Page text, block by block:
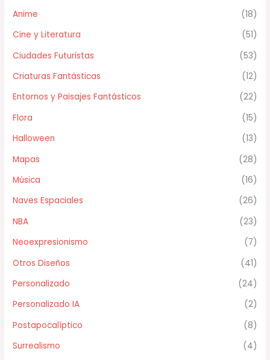
Anime
(18)
Cine y Literatura
(51)
Ciudades Futuristas
(53)
Criaturas Fantásticas
(12)
Entornos y Paisajes Fantásticos
(22)
Flora
(15)
Halloween
(13)
Mapas
(28)
Música
(16)
Naves Espaciales
(26)
NBA
(23)
Neoexpresionismo
(7)
Otros Diseños
(41)
Personalizado
(24)
Personalizado IA
(2)
Postapocalíptico
(8)
Surrealismo
(4)